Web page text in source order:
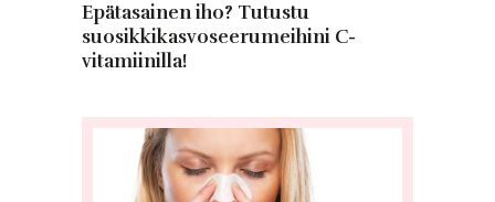
Epätasainen iho? Tutustu
suosikkikasvoseerumeihini C-
vitamiinilla!